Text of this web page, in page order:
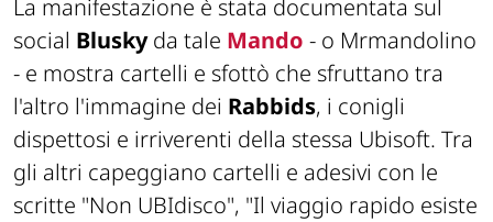
La manifestazione è stata documentata sul
social Bluskyda tale Mando - o Mrmandolino
- e mostra cartelli e sfottò che sfruttano tra
l'altro l'immagine dei Rabbids, i conigli
dispettosi e irriverenti della stessa Ubisoft. Tra
gli altri capeggiano cartelli e adesivi con le
scritte "Non UBIdisco", "Il viaggio rapido esiste